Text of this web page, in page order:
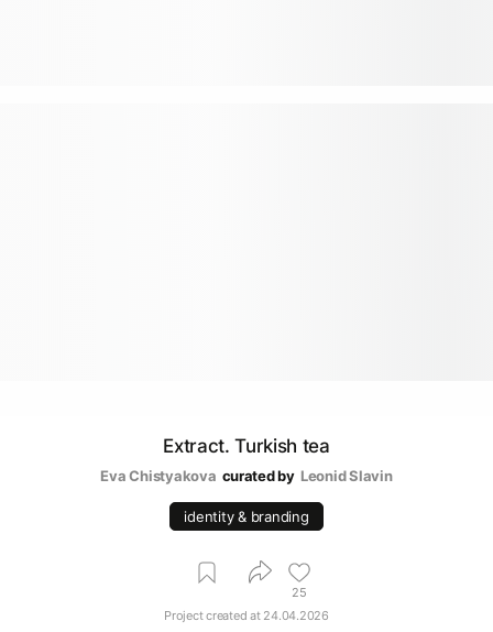
Extract. Turkish tea
Eva Chistyakova curated by Leonid Slavin
identity & branding
25
Project created at 24.04.2026